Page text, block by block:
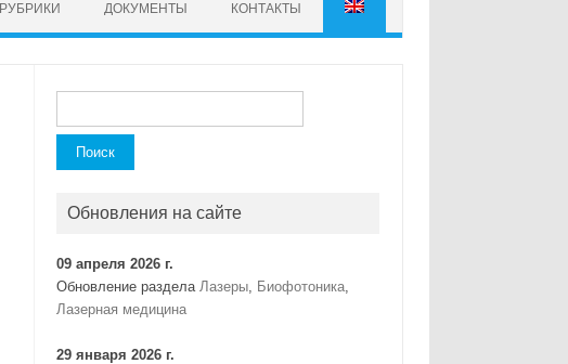
РУБРИКИ ДОКУМЕНТЫ КОНТАКТЫ
Обновления на сайте
09 апреля 2026 г.
Обновление разделаЛазеры, Биофотоника,
Лазерная медицина
29 января 2026 г.